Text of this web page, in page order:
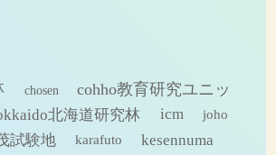
chosen
cohho教育研究ユニッ
北海道研究林 icm joho
試験地 karafuto
kesennuma